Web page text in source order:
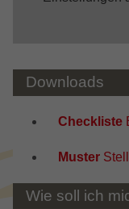
Downloads
Checkliste
Muster
Wie soll ich